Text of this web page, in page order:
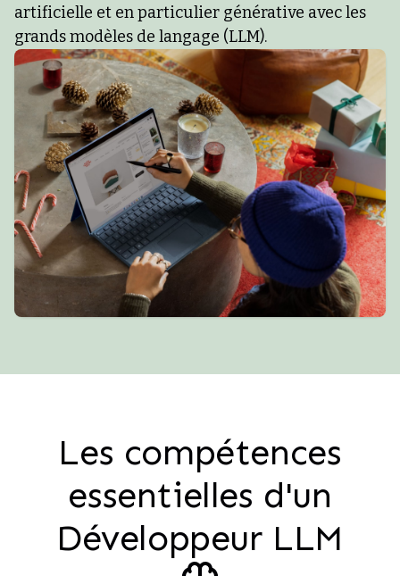
artificielle et en particulier générative avec les
grands modèles de langage (LLM).
Les compétences
essentielles d'un
Développeur LLM